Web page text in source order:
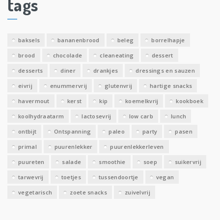
e
v
tags
baksels bananenbrood beleg borrelhapje
brood chocolade cleaneating dessert
desserts diner drankjes dressings en sauzen
eivrij enummervrij glutenvrij hartige snacks
havermout kerst kip koemelkvrij kookboek
koolhydraatarm lactosevrij low carb lunch
ontbijt Ontspanning paleo party pasen
primal puurenlekker puurenlekkerleven
puureten salade smoothie soep suikervrij
tarwevrij toetjes tussendoortje vegan
vegetarisch zoete snacks zuivelvrij